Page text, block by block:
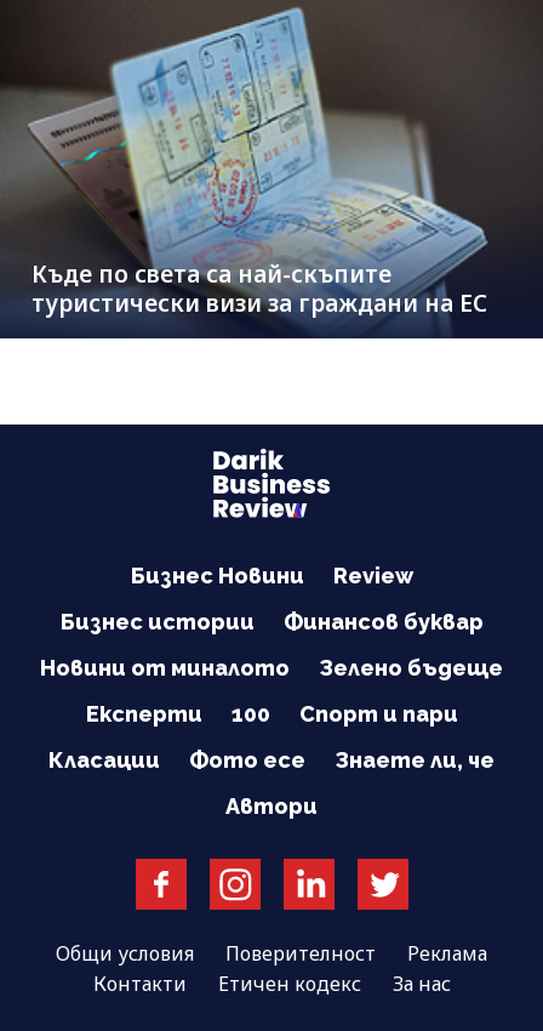
Къде по света са най-скъпите
туристически визи за граждани на ЕС
Бизнес Новини
Review
Бизнес истории
Финансов буквар
Новини от миналото
Зелено бъдеще
Експерти
100
Спорт и пари
Класации
Фото есе
Знаете ли, че
Автори
Общи условия Поверителност
Реклама
Контакти
Етичен кодекс За нас